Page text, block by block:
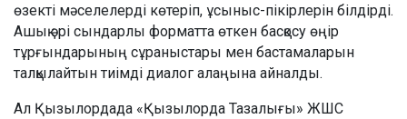
өзекті мәселелерді көтеріп, ұсыныс-пікірлерін білдірді.
Ашық әрі сындарлы форматта өткен басқосу өңір
тұрғындарының сұраныстары мен бастамаларын
талқылайтын тиімді диалог алаңына айналды.
Ал Қызылордада «Қызылорда Тазалығы» ЖШС